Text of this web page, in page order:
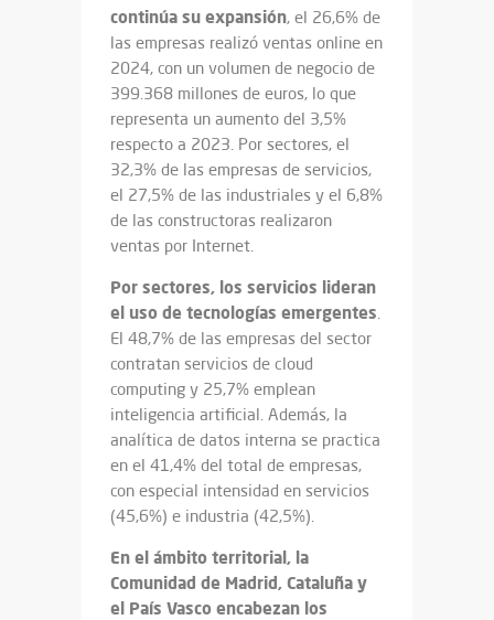
continúa su expansión, el 26,6% de
las empresas realizó ventas online en
2024, con un volumen de negocio de
399.368 millones de euros, lo que
representa un aumento del 3,5%
respecto a 2023. Por sectores, el
32,3% de las empresas de servicios,
el 27,5% de las industriales y el 6,8%
de las constructoras realizaron
ventas por Internet.
Por sectores, los servicios lideran
el uso de tecnologías emergentes.
El 48,7% de las empresas del sector
contratan servicios de cloud
computing y 25,7% emplean
inteligencia artificial. Además, la
analítica de datos interna se practica
en el 41,4% del total de empresas,
con especial intensidad en servicios
(45,6%) e industria (42,5%).
En el ámbito territorial, la
Comunidad de Madrid, Cataluña y
el País Vasco encabezan los